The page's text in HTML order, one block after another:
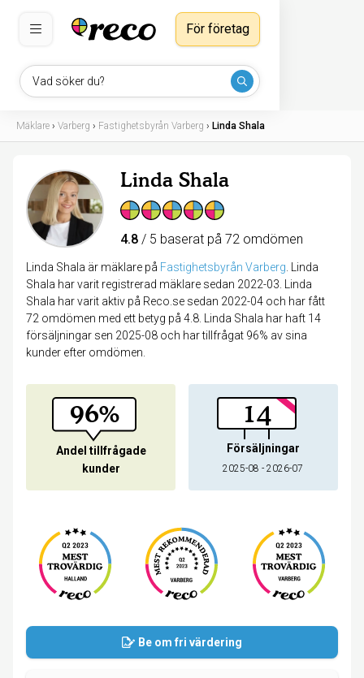
Vad söker du?
För företag
Mäklare › Varberg › Fastighetsbyrån Varberg › Linda Shala
Linda Shala
4.8 / 5 baserat på 72 omdömen
Linda Shala är mäklare på Fastighetsbyrån Varberg
Linda
Shala har varit registrerad mäklare sedan 2022-03. Linda
Shala har varit aktiv på Reco.se sedan 2022-04 och har fått
72 omdömen med ett betyg på 4.8. Linda Shala har haft 14
försäljningar sen 2025-08 och har tillfrågat 96% av sina
kunder efter omdömen.
96%
Andel tillfrågade
kunder
14
Försäljningar
2025-08 - 2026-07
Be om fri värdering